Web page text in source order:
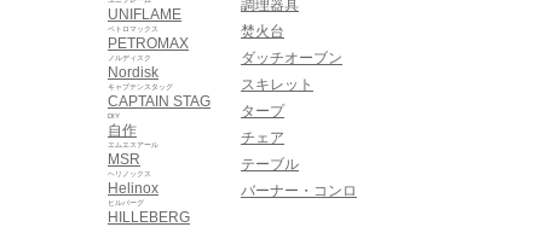
UNIFLAME
PETROMAX
ペトロマックス
Nordisk
ノルディスク
CAPTAIN STAG
キャプテンスタッグ
自作
DIY
MSR
エムエスアール
Helinox
ヘリノックス
HILLEBERG
ヒルバーグ
調理器具
焚火台
ダッチオーブン
スキレット
タープ
チェア
テーブル
バーナー・コンロ